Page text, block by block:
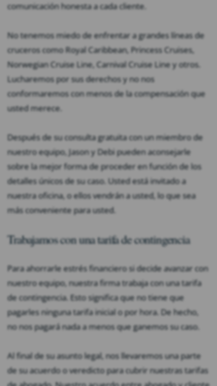
comunicación honesta a cada cliente.
No tenemos miedo de enfrentar a grandes líneas de
cruceros como Royal Caribbean, Princess Cruises,
Norwegian Cruise Line, Carnival Cruise Line y otros.
Lucharemos por sus derechos y no nos
conformaremos con menos de la compensación que
usted merece.
Después de su consulta gratuita con un miembro de
nuestro equipo, Jason y Debi pueden aconsejarle
sobre la mejor forma de proceder en función de los
detalles únicos de su caso. Usted está invitado a
nuestra oficina, o ellos vendrán a usted, lo que sea
más conveniente para usted.
Trabajamos con una tarifa de contingencia
Para ahorrarle estrés financiero si decide avanzar con
nuestro equipo, nuestra firma trabaja con una tarifa
de contingencia. Esto significa que no tiene que
pagarles ninguna tarifa inicial o por hora. De hecho,
no nos pagará nada a menos que ganemos su caso.
Al final de su asunto legal, nos llevaremos una parte
de su acuerdo o veredicto para cubrir nuestras tarifas